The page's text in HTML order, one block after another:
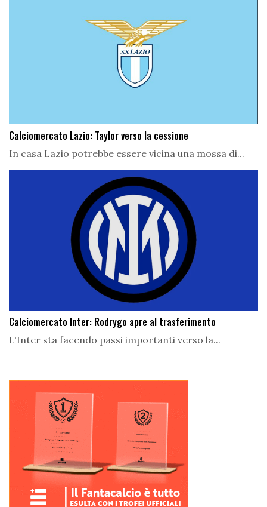
Calciomercato Lazio: Taylor verso la cessione
In casa Lazio potrebbe essere vicina una mossa di...
Calciomercato Inter: Rodrygo apre al trasferimento
L'Inter sta facendo passi importanti verso la...